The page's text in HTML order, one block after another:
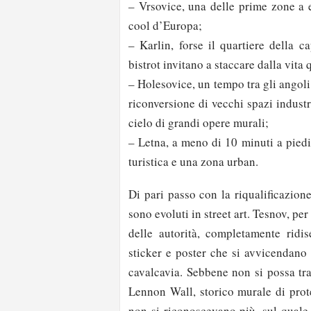
– Vrsovice, una delle prime zone
cool d’Europa;
– Karlin, forse il quartiere della
bistrot invitano a staccare dalla vita
– Holesovice, un tempo tra gli
riconversione di vecchi spazi
cielo di grandi opere murali;
– Letna, a meno di 10 minuti a
turistica e una zona urban.
Di pari passo con la
sono evoluti in street art. Tesnov,
delle autorità, completamente
sticker e poster che si
cavalcavia. Sebbene non si possa
Lennon Wall, storico murale di